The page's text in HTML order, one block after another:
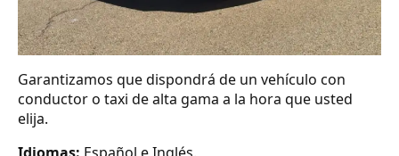
Garantizamos que dispondrá de un vehículo con
conductor o taxi de alta gama a la hora que usted
elija.